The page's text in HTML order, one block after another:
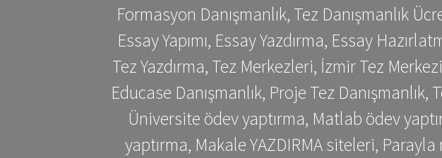
Formasyon Danışmanlık, Tez Danışmanlık
Essay Yapımı, Essay Yazdırma, Essay
Tez Yazdırma, Tez Merkezleri, İzmir Tez
Educase Danışmanlık, Proje Tez
Üniversite ödev yaptırma, Matlab ödev
yaptırma, Makale YAZDIRMA siteleri, Parayla